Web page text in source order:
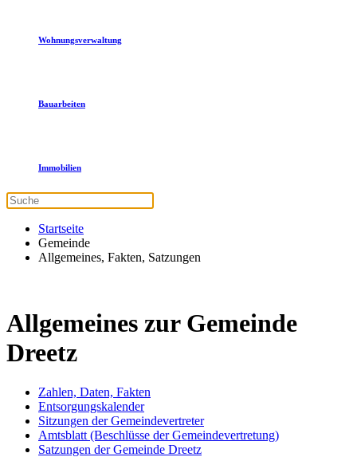
Wohnungsverwaltung
Bauarbeiten
Immobilien
Startseite
Gemeinde
Allgemeines, Fakten, Satzungen
Allgemeines zur Gemeinde
Dreetz
Zahlen, Daten, Fakten
Entsorgungskalender
Sitzungen der Gemeindevertreter
Amtsblatt (Beschlüsse der Gemeindevertretung)
Satzungen der Gemeinde Dreetz